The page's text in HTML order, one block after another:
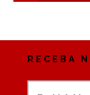
RECEBA